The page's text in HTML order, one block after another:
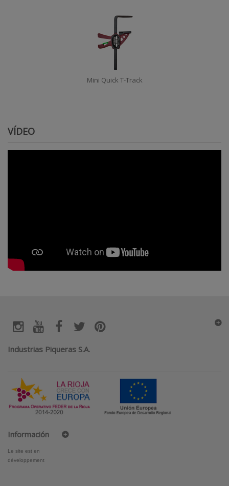
Mini Quick T-Track
VÍDEO
Industrias Piqueras S.A.
Información
Le site est en
développement